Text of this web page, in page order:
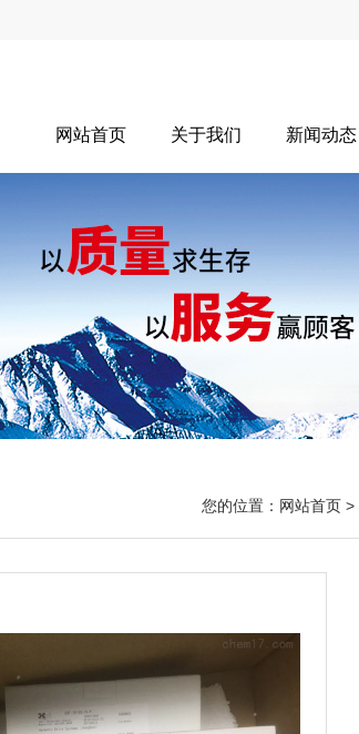
网站首页 关于我们 新闻动态
您的位置： 网站首页 >